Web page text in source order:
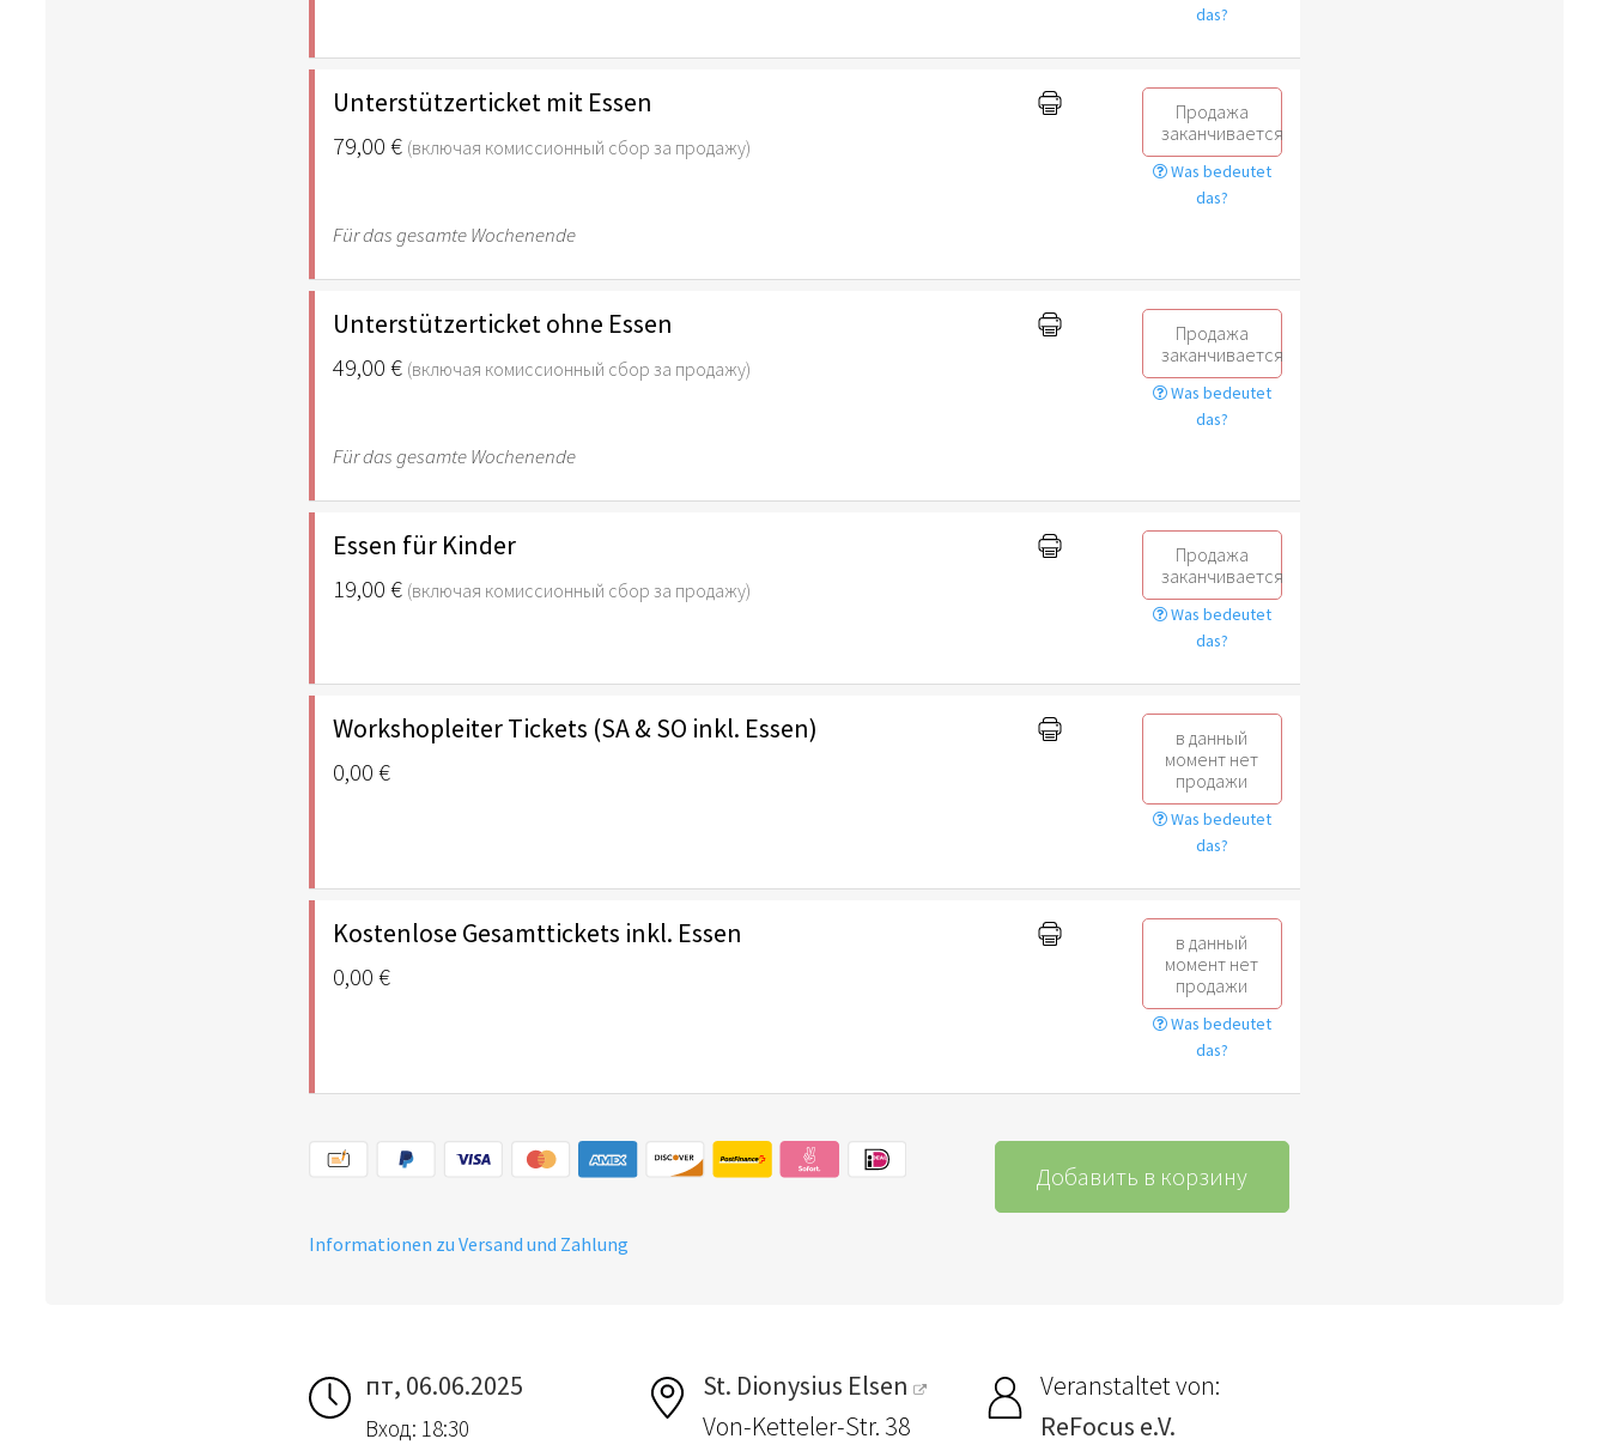
das?
Unterstützerticket mit Essen
79,00 € (включая комиссионный сбор за продажу)
Продажа
заканчивается
Was bedeutet
das?
Für das gesamte Wochenende
Unterstützerticket ohne Essen
49,00 € (включая комиссионный сбор за продажу)
Продажа
заканчивается
Was bedeutet
das?
Für das gesamte Wochenende
Essen für Kinder
19,00 € (включая комиссионный сбор за продажу)
Продажа
заканчивается
Was bedeutet
das?
Workshopleiter Tickets (SA & SO inkl. Essen)
0,00 €
в данный
момент нет
продажи
Was bedeutet
das?
Kostenlose Gesamttickets inkl. Essen
0,00 €
в данный
момент нет
продажи
Was bedeutet
das?
Добавить в корзину
Informationen zu Versand und Zahlung
пт, 06.06.2025
Вход: 18:30
St. Dionysius Elsen
Von-Ketteler-Str. 38
Veranstaltet von:
ReFocus e.V.